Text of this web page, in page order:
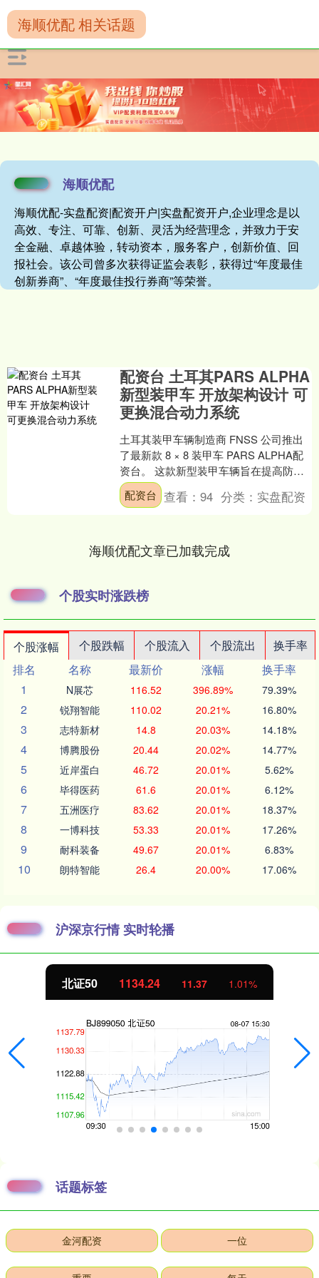
海顺优配
海顺优配-实盘配资|配资开户|实盘配资开户,企业理念是以
高效、专注、可靠、创新、灵活为经营理念，并致力于安
全金融、卓越体验，转动资本，服务客户，创新价值、回
报社会。该公司曾多次获得证监会表彰，获得过“年度最佳
创新券商”、“年度最佳投行券商”等荣誉。
海顺优配 相关话题
配资台 土耳其PARS ALPHA
新型装甲车 开放架构设计 可
更换混合动力系统
土耳其装甲车辆制造商 FNSS 公司推出
了最新款 8 × 8 装甲车 PARS ALPHA配
资台。 这款新型装甲车辆旨在提高防御
无人机和巡飞弹的能力，车辆布局经....
配资台 查看：94 分类： 实盘配资
海顺优配文章已加载完成
个股实时涨跌榜
个股涨幅 个股跌幅 个股流入 个股流出
换手率
排名
名称 最新价 涨幅
换手率
1
N展芯 116.52 396.89% 79.39%
2 锐翔智能 110.02 20.21% 16.80%
3 志特新材 14.8 20.03% 14.18%
4 博腾股份 20.44 20.02% 14.77%
5 近岸蛋白 46.72 20.01% 5.62%
6 毕得医药 61.6 20.01% 6.12%
7 五洲医疗 83.62 20.01% 18.37%
8 一博科技 53.33 20.01% 17.26%
9 耐科装备 49.67 20.01% 6.83%
10 朗特智能 26.4 20.00% 17.06%
沪深京行情 实时轮播
北证50 1134.24 11.37 1.01%
话题标签
金河配资 一位